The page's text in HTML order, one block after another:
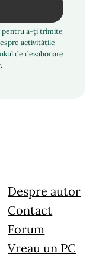
pentru a-ți trimite
activitățile
de dezabonare
Despre autor
Contact
Forum
Vreau un PC